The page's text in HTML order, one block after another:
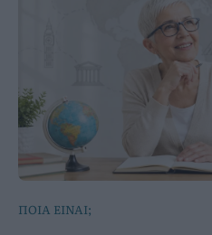
ΠΟΙΑ ΕΙΝΑΙ;